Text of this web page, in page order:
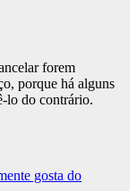
forem
porque há alguns
lo do contrário.
gosta do